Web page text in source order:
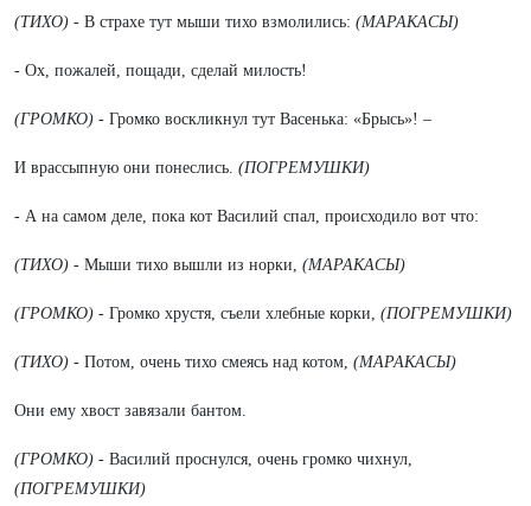
(ТИХО) - В страхе тут мыши тихо взмолились: (МАРАКАСЫ)
- Ох, пожалей, пощади, сделай милость!
(ГРОМКО) - Громко воскликнул тут Васенька: «Брысь»! –
И врассыпную они понеслись. (ПОГРЕМУШКИ)
- А на самом деле, пока кот Василий спал, происходило вот что:
(ТИХО) - Мыши тихо вышли из норки, (МАРАКАСЫ)
(ГРОМКО) - Громко хрустя, съели хлебные корки, (ПОГРЕМУШКИ)
(ТИХО) - Потом, очень тихо смеясь над котом, (МАРАКАСЫ)
Они ему хвост завязали бантом.
(ГРОМКО) - Василий проснулся, очень громко чихнул,
(ПОГРЕМУШКИ)